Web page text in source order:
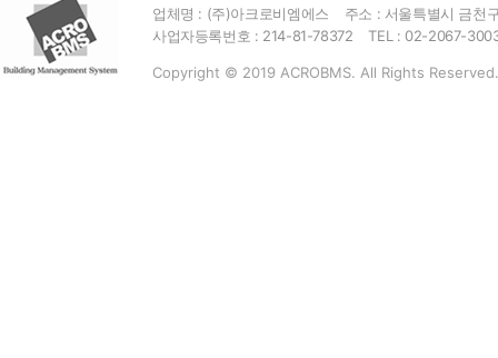
업체명 : (주)아크로비엠에스
주소 : 서울특별시 금천
사업자등록번호 : 214-81-78372
TEL : 02-2067-
Copyright © 2019 ACROBMS. All Rights Reserved.